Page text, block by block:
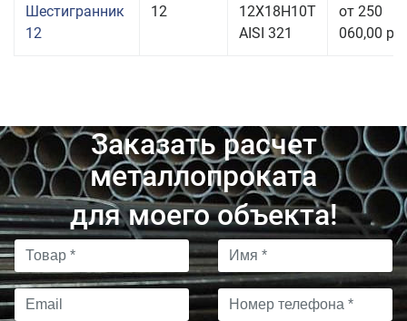
Шестигранник
12
12
12Х18Н10Т
AISI 321
от 250
060,00
Заказать расчет
металлопроката
для моего объекта!